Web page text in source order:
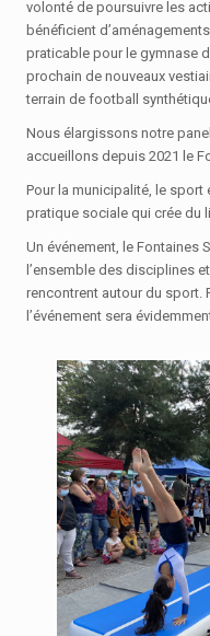
volonté de poursuivre les
bénéficient
praticable pour le gymnase
prochain de nouveaux
terrain de football
Nous élargissons notre
accueillons depuis 2021 le
Pour la municipalité, le sport
pratique sociale qui crée du
Un événement, le Fontaines
l’ensemble des disciplines
rencontrent autour du sport.
l’événement sera